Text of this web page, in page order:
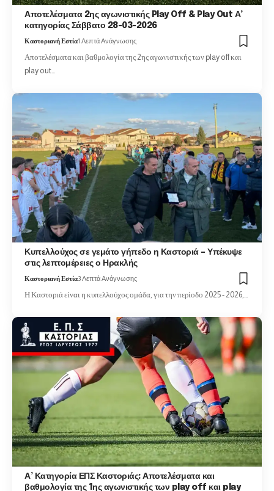
Αποτελέσματα 2ης αγωνιστικής Play Off & Play Out Α’
κατηγορίας Σάββατο 28-03-2026
Καστοριανή Εστία1 Λεπτά Ανάγνωσης
Αποτελέσματα και βαθμολογία της 2ης αγωνιστικής των play off και
play out…
Κυπελλούχος σε γεμάτο γήπεδο η Καστοριά – Υπέκυψε
στις λεπτομέρειες ο Ηρακλής
Καστοριανή Εστία3 Λεπτά Ανάγνωσης
Η Καστοριά είναι η κυπελλούχος ομάδα, για την περίοδο 2025 - 2026,…
Α’ Κατηγορία ΕΠΣ Καστοριάς: Αποτελέσματα και
βαθμολογία της 1ης αγωνιστικής των play off και play